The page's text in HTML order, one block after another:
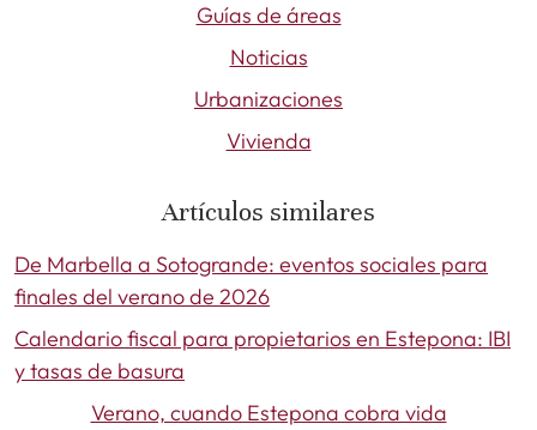
Guías de áreas
Noticias
Urbanizaciones
Vivienda
Artículos similares
De Marbella a Sotogrande: eventos sociales para
finales del verano de 2026
Calendario fiscal para propietarios en Estepona: IBI
y tasas de basura
Verano, cuando Estepona cobra vida